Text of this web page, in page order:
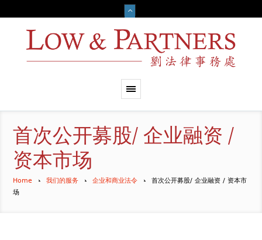
首次公开募股/ 企业融资 /
资本市场
Home 我们的服务 企业和商业法令
首次公开募股/ 企业融资 / 资本市
场